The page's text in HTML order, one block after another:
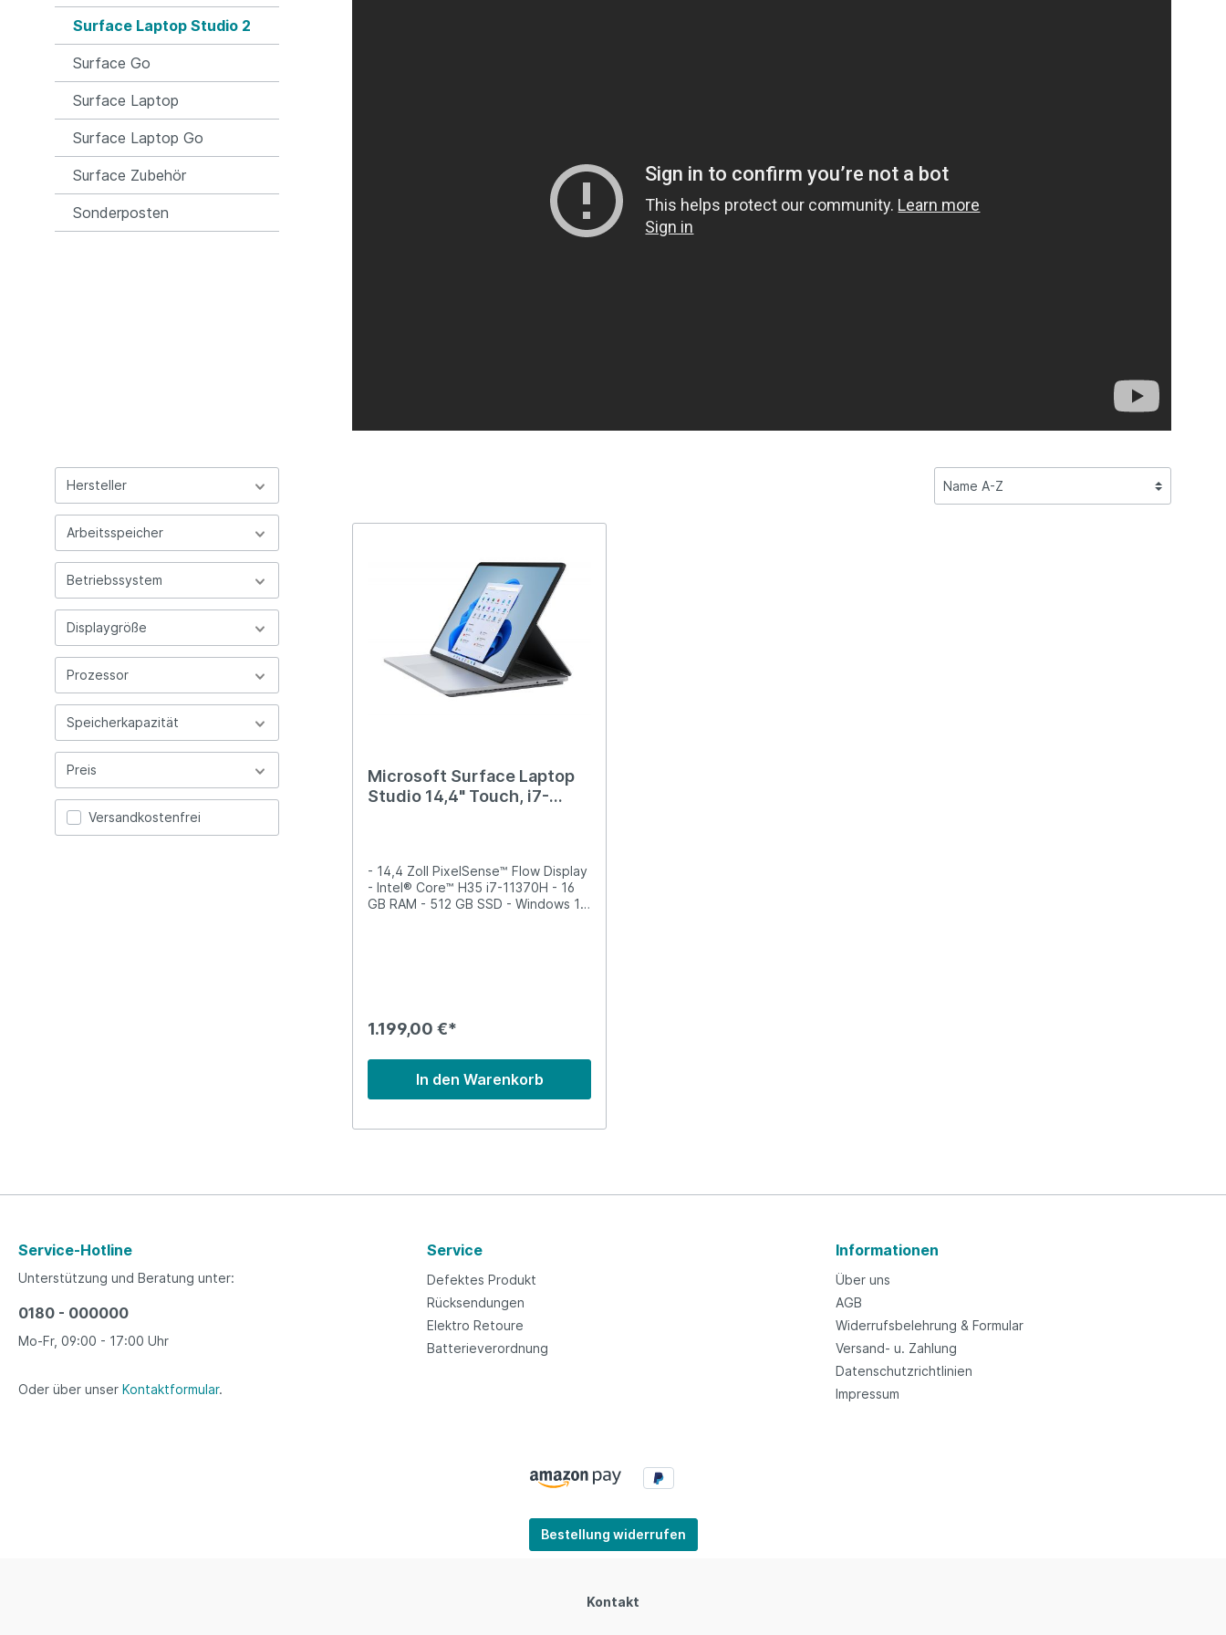
Surface Laptop Studio 2
Surface Go
Surface Laptop
Surface Laptop Go
Surface Zubehör
Sonderposten
Hersteller
Arbeitsspeicher
Betriebssystem
Displaygröße
Prozessor
Speicherkapazität
Preis
Versandkostenfrei
Microsoft Surface Laptop
Studio 14,4" Touch, i7-
- 14,4 Zoll PixelSense™ Flow Display
- Intel® Core™ H35 i7-11370H - 16
GB RAM - 512 GB SSD - Windows 10
1.199,00 €*
In den Warenkorb
Service-Hotline
Unterstützung und Beratung unter:
0180 - 000000
Mo-Fr, 09:00 - 17:00 Uhr
Oder über unser Kontaktformular.
Service
Defektes Produkt
Rücksendungen
Elektro Retoure
Batterieverordnung
Informationen
Über uns
AGB
Widerrufsbelehrung & Formular
Versand- u. Zahlung
Datenschutzrichtlinien
Impressum
Bestellung widerrufen
Kontakt